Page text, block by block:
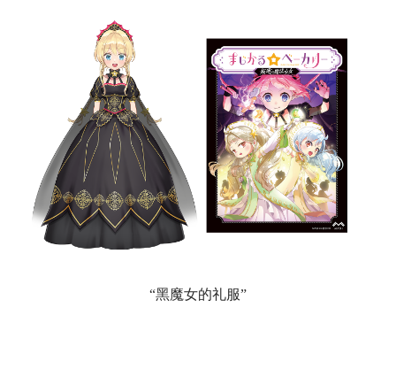
“黑魔女的礼服”